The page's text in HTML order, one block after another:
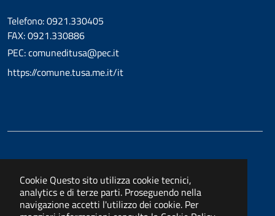
Cookie Questo sito utilizza cookie tecnici,
analytics e di terze parti. Proseguendo nella
navigazione accetti l'utilizzo dei cookie. Per
Telefono: 0921.330405
FAX: 0921.330886
PEC: comuneditusa@pec.it
https://comune.tusa.me.it/it